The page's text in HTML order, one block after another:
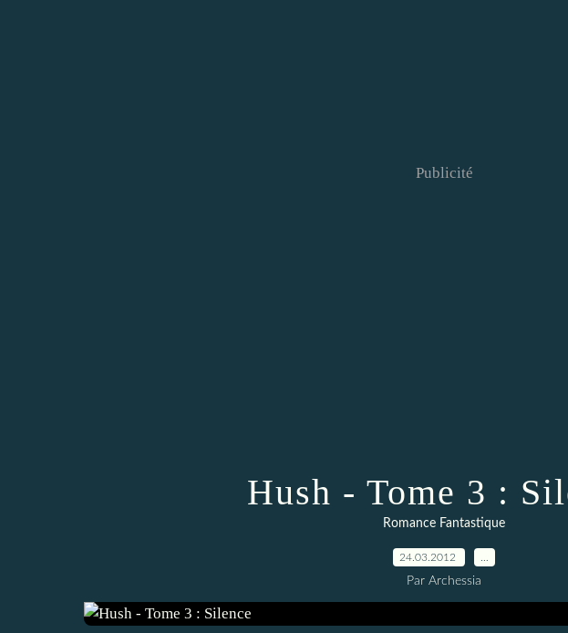
Publicité
Hush - Tome 3 :
Romance Fantastique
24.03.2012
Par Archessia